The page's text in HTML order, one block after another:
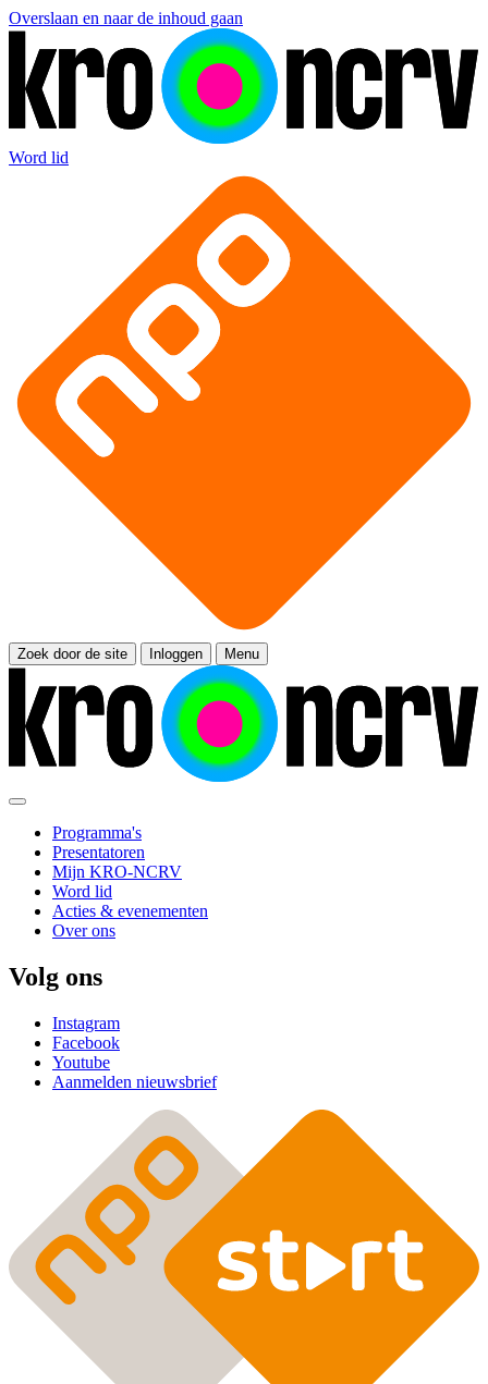
Overslaan en naar de inhoud gaan
Word lid
Zoek door de site Inloggen Menu
Programma's
Presentatoren
Mijn KRO-NCRV
Word lid
Acties & evenementen
Over ons
Volg ons
Instagram
Facebook
Youtube
Aanmelden nieuwsbrief